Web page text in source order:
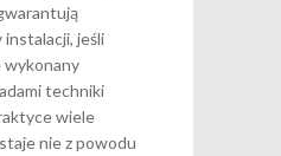
jeśli
wykonany
techniki
wiele
nie z powodu